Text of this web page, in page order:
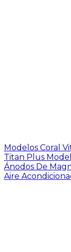
Modelos Coral
Titan Plus
Ánodos De
Aire